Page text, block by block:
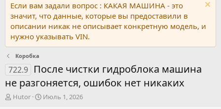
Если вам задали вопрос : КАКАЯ МАШИНА - это
значит, что данные, которые вы предоставили в
описании никак не описывает конкретную модель, и
нужно указывать VIN.
Коробка
722.9
После чистки гидроблока машина
не разгоняется, ошибок нет никаких
А
Hutor
Д
Июль 1, 2026